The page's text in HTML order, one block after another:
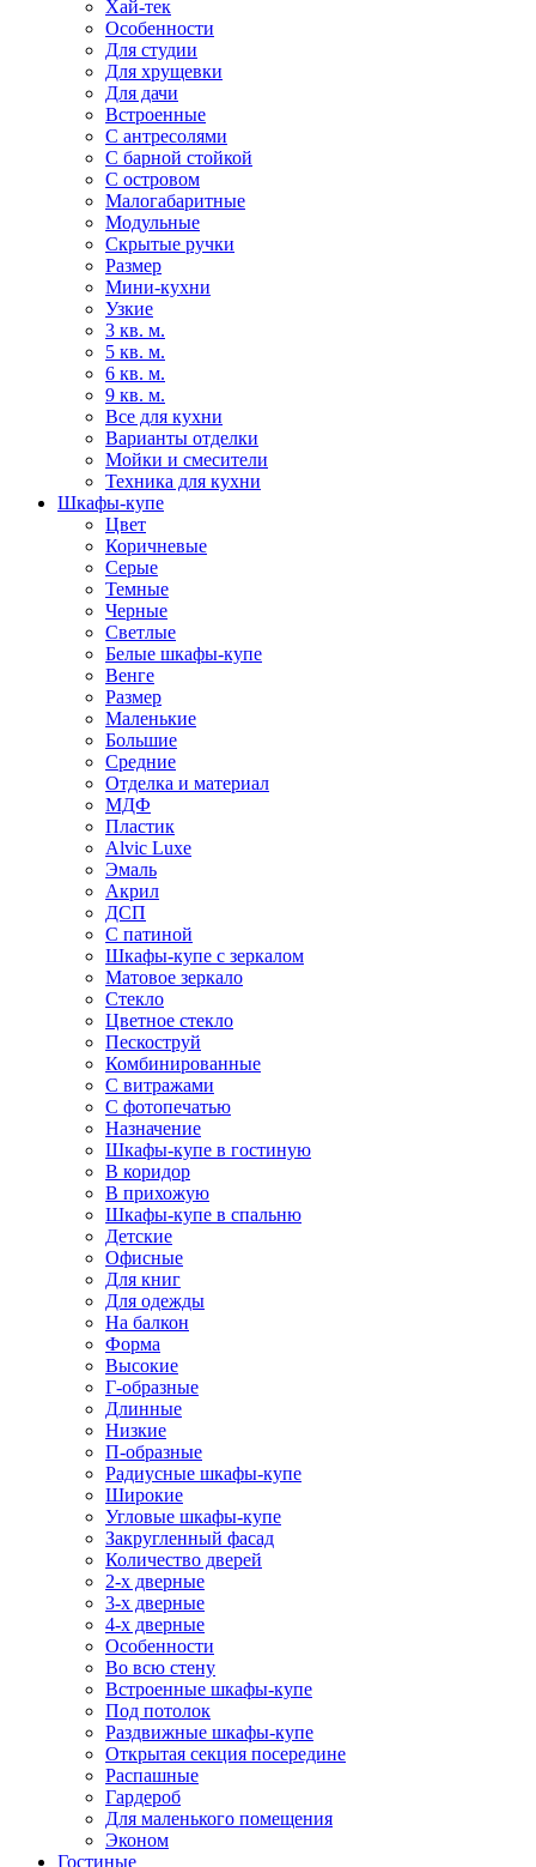
Хай-тек
Особенности
Для студии
Для хрущевки
Для дачи
Встроенные
С антресолями
С барной стойкой
С островом
Малогабаритные
Модульные
Скрытые ручки
Размер
Мини-кухни
Узкие
3 кв. м.
5 кв. м.
6 кв. м.
9 кв. м.
Все для кухни
Варианты отделки
Мойки и смесители
Техника для кухни
Шкафы-купе
Цвет
Коричневые
Серые
Темные
Черные
Светлые
Белые шкафы-купе
Венге
Размер
Маленькие
Большие
Средние
Отделка и материал
МДФ
Пластик
Alvic Luxe
Эмаль
Акрил
ДСП
С патиной
Шкафы-купе с зеркалом
Матовое зеркало
Стекло
Цветное стекло
Пескоструй
Комбинированные
С витражами
С фотопечатью
Назначение
Шкафы-купе в гостиную
В коридор
В прихожую
Шкафы-купе в спальню
Детские
Офисные
Для книг
Для одежды
На балкон
Форма
Высокие
Г-образные
Длинные
Низкие
П-образные
Радиусные шкафы-купе
Широкие
Угловые шкафы-купе
Закругленный фасад
Количество дверей
2-х дверные
3-х дверные
4-х дверные
Особенности
Во всю стену
Встроенные шкафы-купе
Под потолок
Раздвижные шкафы-купе
Открытая секция посередине
Распашные
Гардероб
Для маленького помещения
Эконом
Гостиные